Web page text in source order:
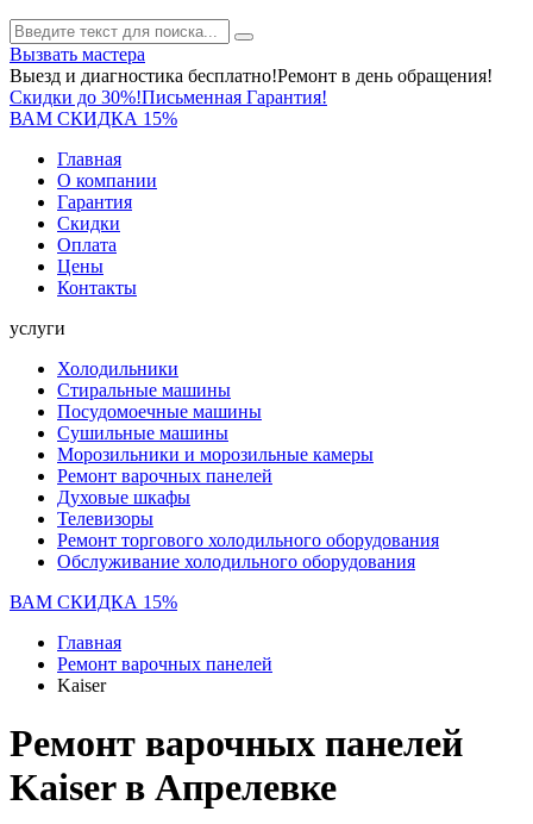
Вызвать мастера
Выезд и диагностика бесплатно!Ремонт в день обращения!
Скидки до 30%!Письменная Гарантия!
ВАМ СКИДКА 15%
Главная
О компании
Гарантия
Скидки
Оплата
Цены
Контакты
услуги
Холодильники
Стиральные машины
Посудомоечные машины
Сушильные машины
Морозильники и морозильные камеры
Ремонт варочных панелей
Духовые шкафы
Телевизоры
Ремонт торгового холодильного оборудования
Обслуживание холодильного оборудования
ВАМ СКИДКА 15%
Главная
Ремонт варочных панелей
Kaiser
Ремонт варочных панелей
Kaiser в Апрелевке